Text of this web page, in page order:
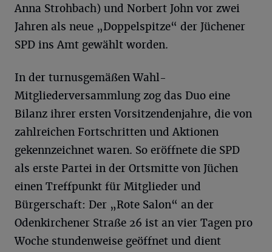
Anna Strohbach) und Norbert John vor zwei
Jahren als neue „Doppelspitze“ der Jüchener
SPD ins Amt gewählt worden.
In der turnusgemäßen Wahl-
Mitgliederversammlung zog das Duo eine
Bilanz ihrer ersten Vorsitzendenjahre, die von
zahlreichen Fortschritten und Aktionen
gekennzeichnet waren. So eröffnete die SPD
als erste Partei in der Ortsmitte von Jüchen
einen Treffpunkt für Mitglieder und
Bürgerschaft: Der „Rote Salon“ an der
Odenkirchener Straße 26 ist an vier Tagen pro
Woche stundenweise geöffnet und dient